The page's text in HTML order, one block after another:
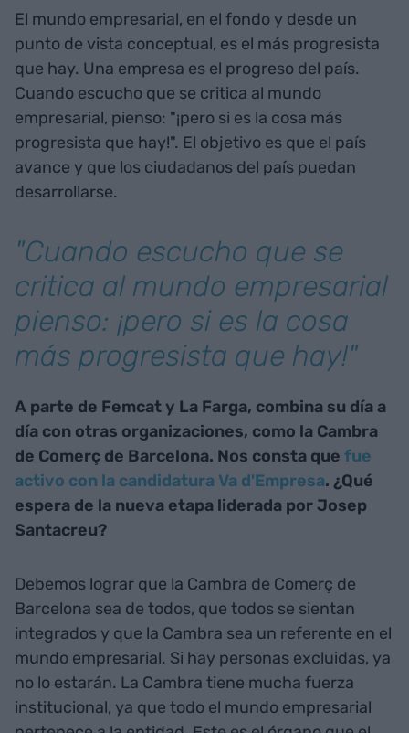
El mundo empresarial, en el fondo y desde un
punto de vista conceptual, es el más progresista
que hay. Una empresa es el progreso del país.
Cuando escucho que se critica al mundo
empresarial, pienso: "¡pero si es la cosa más
progresista que hay!". El objetivo es que el país
avance y que los ciudadanos del país puedan
desarrollarse.
"Cuando escucho que se
critica al mundo empresarial
pienso: ¡pero si es la cosa
más progresista que hay!"
A parte de Femcat y La Farga, combina su día a
día con otras organizaciones, como la Cambra
de Comerç de Barcelona. Nos consta que fue
activo con la candidatura Va d'Empresa. ¿Qué
espera de la nueva etapa liderada por Josep
Santacreu?
Debemos lograr que la Cambra de Comerç de
Barcelona sea de todos, que todos se sientan
integrados y que la Cambra sea un referente en el
mundo empresarial. Si hay personas excluidas, ya
no lo estarán. La Cambra tiene mucha fuerza
institucional, ya que todo el mundo empresarial